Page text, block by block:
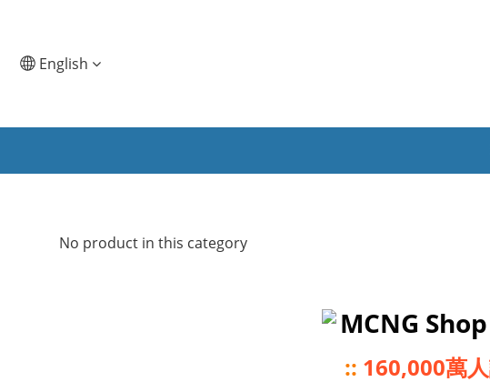
English
No product in this category
MCNG
:: 160,000萬